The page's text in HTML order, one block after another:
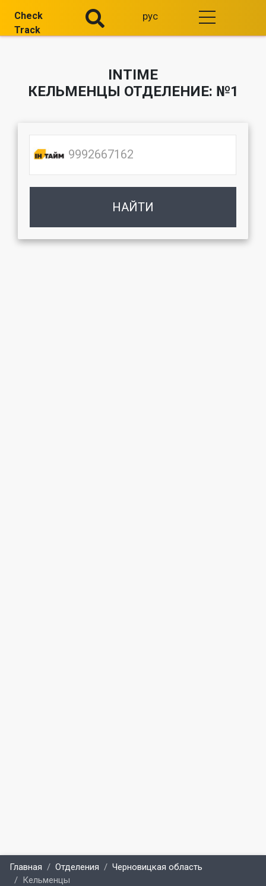
Check
Track
рус
INTIME
КЕЛЬМЕНЦЫ ОТДЕЛЕНИЕ: №1
НАЙТИ
Главная Отделения
Черновицкая область
Кельменцы